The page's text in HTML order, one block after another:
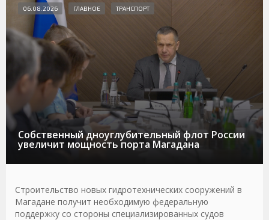
Собственный дноуглубительный флот России
увеличит мощность порта Магадана
06.08.2026 ГЛАВНОЕ ТРАНСПОРТ
Строительство новых гидротехнических сооружений в
Магадане получит необходимую федеральную
поддержку со стороны специализированных судов